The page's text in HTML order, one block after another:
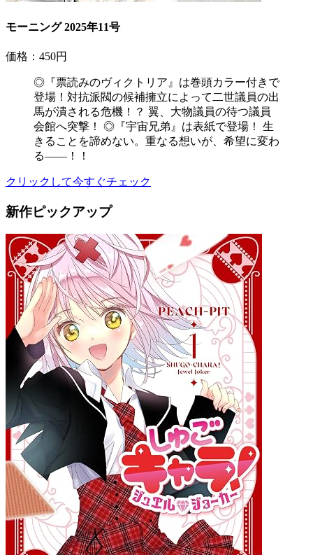
モーニング 2025年11号
価格：450円
◎『票読みのヴィクトリア』は巻頭カラー付きで
登場！対抗派閥の候補擁立によって二世議員の出
馬が潰される危機！？ 翼、大物議員の待つ議員
会館へ突撃！ ◎『宇宙兄弟』は表紙で登場！ 生
きることを諦めない。重なる想いが、希望に変わ
る――！！
クリックして今すぐチェック
新作ピックアップ